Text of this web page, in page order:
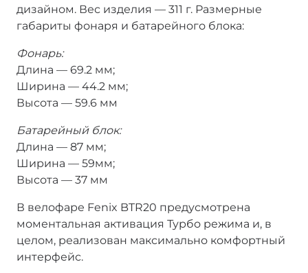
дизайном. Вес изделия — 311 г. Размерные
габариты фонаря и батарейного блока:
Фонарь:
Длина — 69.2 мм;
Ширина — 44.2 мм;
Высота — 59.6 мм
Батарейный блок:
Длина — 87 мм;
Ширина — 59мм;
Высота — 37 мм
В велофаре Fenix BTR20 предусмотрена
моментальная активация Турбо режима и, в
целом, реализован максимально комфортный
интерфейс.